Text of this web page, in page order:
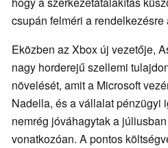
csupán felméri a
Eközben az Xbox új vezetője,
nagy horderejű szellemi
növelését, amit a Microsoft
Nadella, és a vállalat pénzügyi
nemrég jóváhagytak a
vonatkozóan. A pontos